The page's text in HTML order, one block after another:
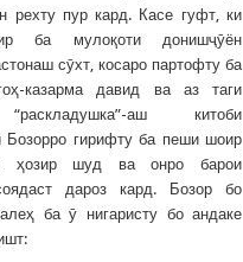
рехту пур кард. Касе гуфт, ки
ба мулоқоти донишҷӯён
сӯхт, косаро партофту ба
казарма давид ва аз таги
аш китоби
Бозорро гирифту ба пеши шоир
ҳозир шуд ва онро барои
дароз кард. Бозор бо
ба ӯ нигаристу бо андаке